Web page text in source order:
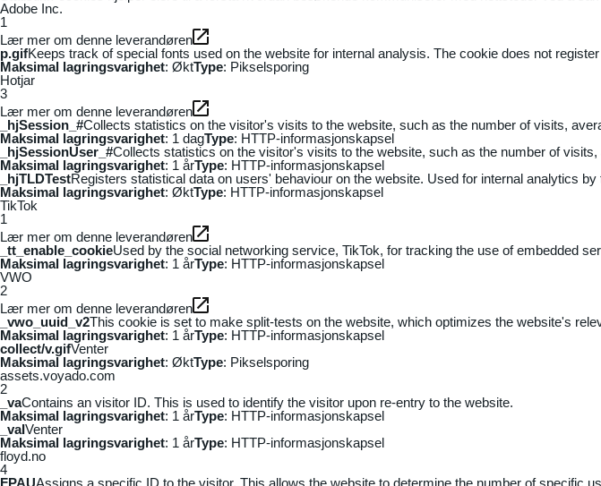
Adobe Inc.
1
Lær mer om denne leverandøren
p.gifKeeps track of special fonts used on the website for internal analysis. The cookie does not
Maksimal lagringsvarighet: ØktType: Pikselsporing
Hotjar
3
Lær mer om denne leverandøren
_hjSession_#Collects statistics on the visitor's visits to the website, such as the number of visits,
Maksimal lagringsvarighet: 1 dagType: HTTP-informasjonskapsel
_hjSessionUser_#Collects statistics on the visitor's visits to the website, such as the number of
Maksimal lagringsvarighet: 1 årType: HTTP-informasjonskapsel
_hjTLDTestRegisters statistical data on users' behaviour on the website. Used for internal analytics by
Maksimal lagringsvarighet: ØktType: HTTP-informasjonskapsel
TikTok
1
Lær mer om denne leverandøren
_tt_enable_cookieUsed by the social networking service, TikTok, for tracking the use of embedded
Maksimal lagringsvarighet: 1 årType: HTTP-informasjonskapsel
VWO
2
Lær mer om denne leverandøren
_vwo_uuid_v2This cookie is set to make split-tests on the website, which optimizes the website's
Maksimal lagringsvarighet: 1 årType: HTTP-informasjonskapsel
collect/v.gifVenter
Maksimal lagringsvarighet: ØktType: Pikselsporing
assets.voyado.com
2
_vaContains an visitor ID. This is used to identify the visitor upon re-entry to the website.
Maksimal lagringsvarighet: 1 årType: HTTP-informasjonskapsel
_vaIVenter
Maksimal lagringsvarighet: 1 årType: HTTP-informasjonskapsel
floyd.no
4